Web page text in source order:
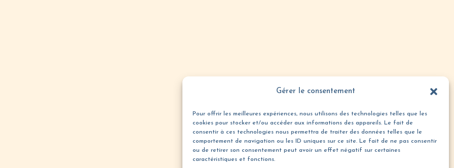
Gérer le consentement
Pour offrir les meilleures expériences, nous utilisons des technologies telles que les
cookies pour stocker et/ou accéder aux informations des appareils. Le fait de
consentir à ces technologies nous permettra de traiter des données telles que le
comportement de navigation ou les ID uniques sur ce site. Le fait de ne pas consentir
ou de retirer son consentement peut avoir un effet négatif sur certaines
caractéristiques et fonctions.